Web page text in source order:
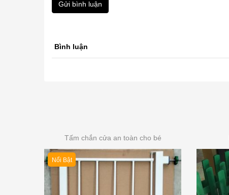
Gửi bình luận
Bình luận
Tấm chắn cửa an toàn cho bé
Nổi Bật